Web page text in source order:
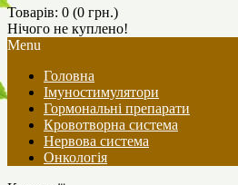
Товарів: 0 (0 грн.)
Нічого не куплено!
Menu
Головна
Імуностимулятори
Гормональні препарати
Кровотворна система
Нервова система
Онкологія